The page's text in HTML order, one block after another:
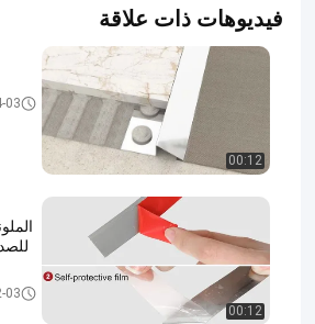
فيديوهات ذات علاقة
00:12
تقليم
03
00:12
03